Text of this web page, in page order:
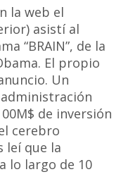
la web el
asistí al
“BRAIN”, de la
El propio
Un
de inversión
cerebro
leí que la
lo largo de 10